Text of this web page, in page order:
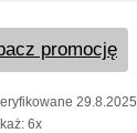
promocję
29.8.2025
6x